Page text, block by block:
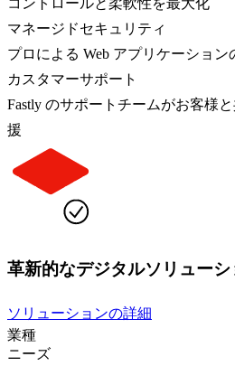
コントロールと柔軟性を最大化
マネージドセキュリティ
プロによる Web アプリケーション
カスタマーサポート
Fastly のサポートチームがお客様
援
革新的なデジタルソリューシ
ソリューションの詳細
業種
ニーズ